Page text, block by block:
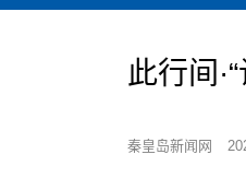
此行间
秦皇岛新闻网